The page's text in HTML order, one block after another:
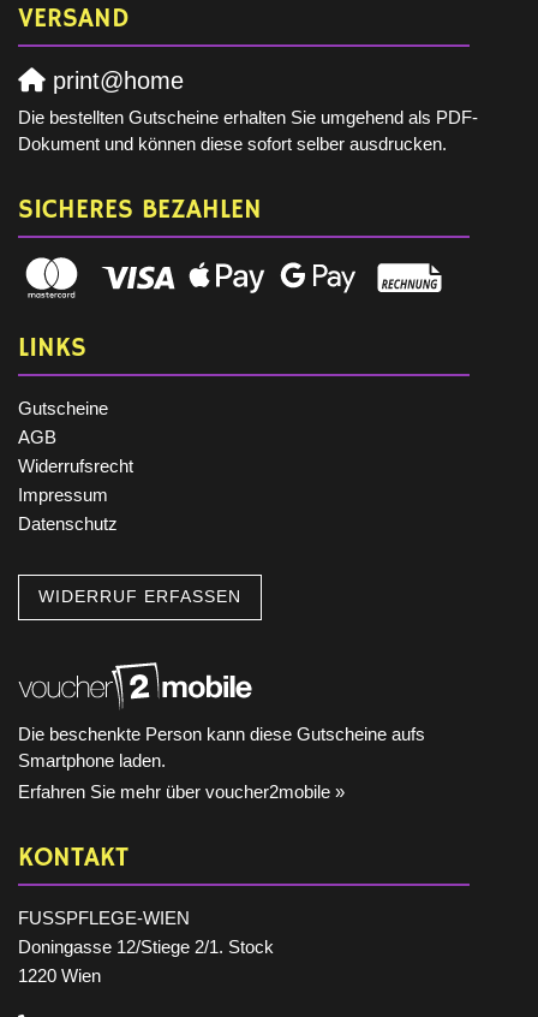
VERSAND
print@home
Die bestellten Gutscheine erhalten Sie umgehend als PDF-
Dokument und können diese sofort selber ausdrucken.
SICHERES BEZAHLEN
LINKS
Gutscheine
AGB
Widerrufsrecht
Impressum
Datenschutz
WIDERRUF ERFASSEN
Die beschenkte Person kann diese Gutscheine aufs
Smartphone laden.
Erfahren Sie mehr über voucher2mobile »
KONTAKT
FUSSPFLEGE-WIEN
Doningasse 12/Stiege 2/1. Stock
1220 Wien